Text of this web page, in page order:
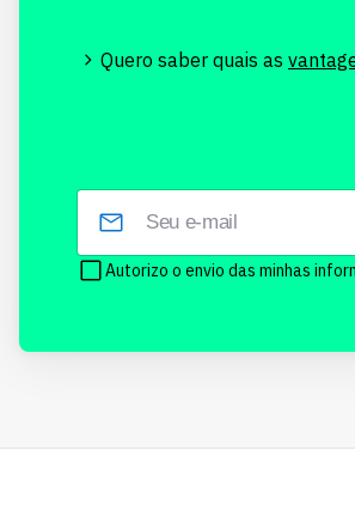
Quero saber quais as
Autorizo o envio das minhas